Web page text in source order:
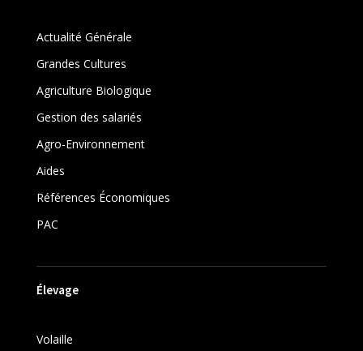
Actualité Générale
Grandes Cultures
Agriculture Biologique
Gestion des salariés
Agro-Environnement
Aides
Références Économiques
PAC
Élevage
Volaille